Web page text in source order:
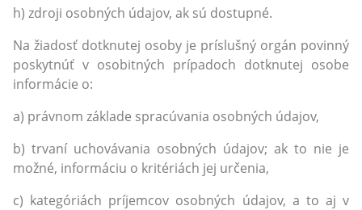
h) zdroji osobných údajov, ak sú dostupné.
Na žiadosť dotknutej osoby je príslušný orgán povinný
poskytnúť v osobitných prípadoch dotknutej osobe
informácie o:
a) právnom základe spracúvania osobných údajov,
b) trvaní uchovávania osobných údajov; ak to nie je
možné, informáciu o kritériách jej určenia,
c) kategóriách príjemcov osobných údajov, a to aj v